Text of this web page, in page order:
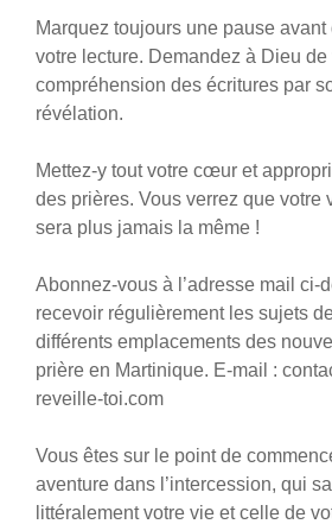
Marquez toujours une pause
votre lecture. Demandez à Dieu
compréhension des écritures par
révélation.
Mettez-y tout votre cœur et
des prières. Vous verrez que votre
sera plus jamais la même !
Abonnez-vous à l’adresse mail ci-
recevoir régulièrement les sujets
différents emplacements des
prière en Martinique. E-mail :
reveille-toi.com
Vous êtes sur le point de
aventure dans l’intercession, qui
littéralement votre vie et celle de